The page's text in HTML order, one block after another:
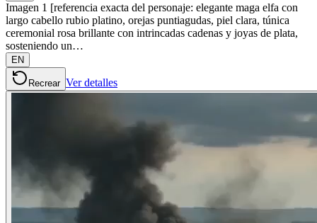
Imagen 1 [referencia exacta del personaje: elegante maga elfa con
largo cabello rubio platino, orejas puntiagudas, piel clara, túnica
ceremonial rosa brillante con intrincadas cadenas y joyas de plata,
sosteniendo un…
EN
Recrear Ver detalles